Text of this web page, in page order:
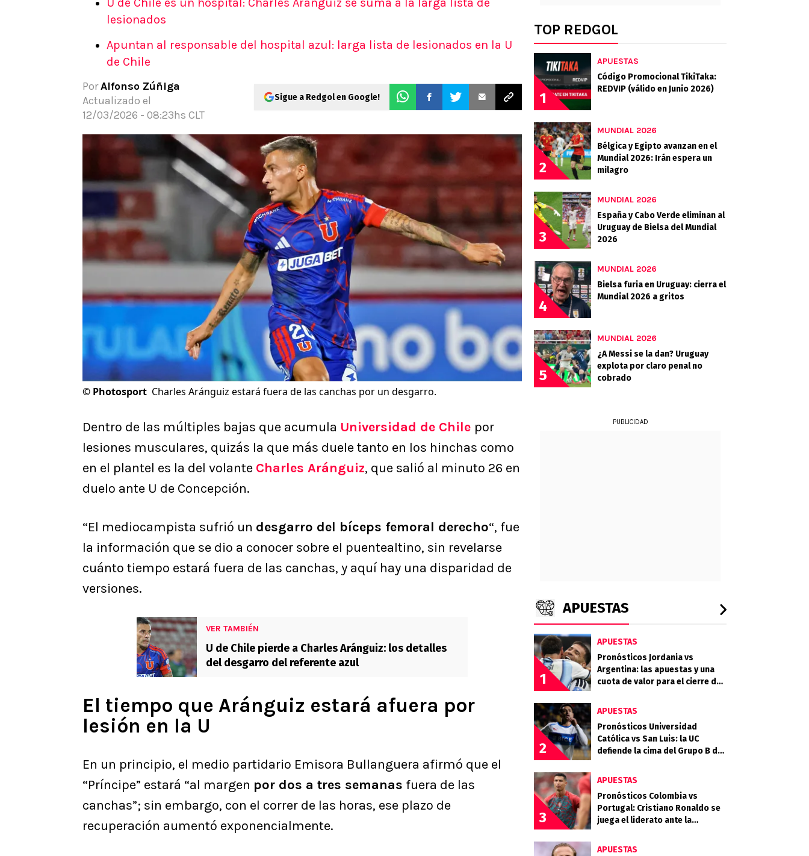
Pronósticos
Apuesta del día
lesionados
Apuntan al responsable del hospital azul: larga lista de lesionados en la U
de Chile
PorAlfonso Zúñiga
Actualizado el
12/03/2026 - 08:23hs CLT
Sigue a Redgol en Google!
© Photosport Charles Aránguiz estará fuera de las canchas por un desgarro.
Dentro de las múltiples bajas que acumula Universidad de Chile por
lesiones musculares, quizás la que más duele tanto en los hinchas como
en el plantel es la del volante Charles Aránguiz, que salió al minuto 26 en
duelo ante U de Concepción.
“El mediocampista sufrió un desgarro del bíceps femoral derecho“, fue
la información que se dio a conocer sobre el puentealtino, sin revelarse
cuánto tiempo estará fuera de las canchas, y aquí hay una disparidad de
versiones.
VER TAMBIÉN
U de Chile pierde a Charles Aránguiz: los detalles
del desgarro del referente azul
El tiempo que Aránguiz estará afuera por
lesión en la U
En un principio, el medio partidario Emisora Bullanguera afirmó que el
“Príncipe” estará “al margen por dos a tres semanas fuera de las
canchas”; sin embargo, con el correr de las horas, ese plazo de
recuperación aumentó exponencialmente.
TOP REDGOL
1
APUESTAS
Código Promocional TikiTaka:
REDVIP (válido en Junio 2026)
2
MUNDIAL 2026
Bélgica y Egipto avanzan en el
Mundial 2026: Irán espera un
milagro
3
MUNDIAL 2026
España y Cabo Verde eliminan al
Uruguay de Bielsa del Mundial
2026
4
MUNDIAL 2026
Bielsa furia en Uruguay: cierra el
Mundial 2026 a gritos
5
MUNDIAL 2026
¿A Messi se la dan? Uruguay
explota por claro penal no
cobrado
PUBLICIDAD
APUESTAS
1
APUESTAS
Pronósticos Jordania vs
Argentina: las apuestas y una
cuota de valor para el cierre del
2
APUESTAS
Pronósticos Universidad
Católica vs San Luis: la UC
defiende la cima del Grupo B de
3
APUESTAS
Pronósticos Colombia vs
Portugal: Cristiano Ronaldo se
juega el liderato ante la
APUESTAS